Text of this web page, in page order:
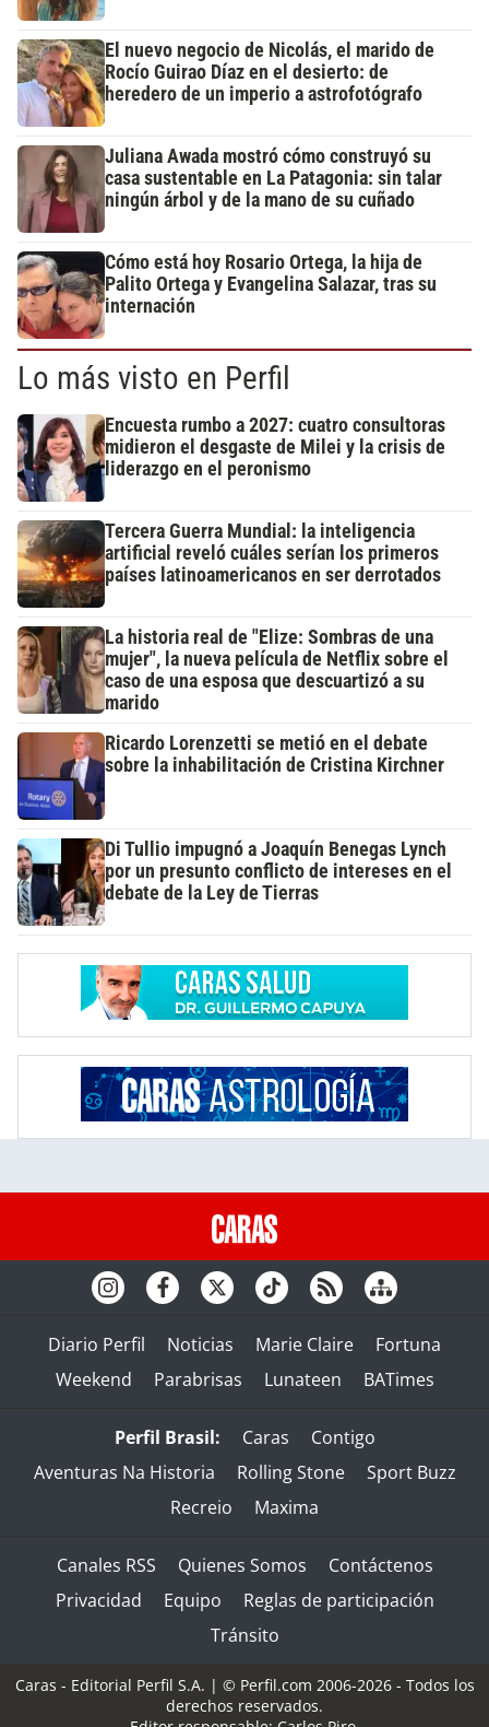
El nuevo negocio de Nicolás, el marido de
Rocío Guirao Díaz en el desierto: de
heredero de un imperio a astrofotógrafo
Juliana Awada mostró cómo construyó su
casa sustentable en La Patagonia: sin talar
ningún árbol y de la mano de su cuñado
Cómo está hoy Rosario Ortega, la hija de
Palito Ortega y Evangelina Salazar, tras su
internación
Lo más visto en Perfil
Encuesta rumbo a 2027: cuatro consultoras
midieron el desgaste de Milei y la crisis de
liderazgo en el peronismo
Tercera Guerra Mundial: la inteligencia
artificial reveló cuáles serían los primeros
países latinoamericanos en ser derrotados
La historia real de "Elize: Sombras de una
mujer", la nueva película de Netflix sobre el
caso de una esposa que descuartizó a su
marido
Ricardo Lorenzetti se metió en el debate
sobre la inhabilitación de Cristina Kirchner
Di Tullio impugnó a Joaquín Benegas Lynch
por un presunto conflicto de intereses en el
debate de la Ley de Tierras
Diario Perfil Noticias Marie Claire
Fortuna
Weekend
Parabrisas Lunateen BATimes
Perfil Brasil: Caras
Contigo
Aventuras Na Historia
Rolling Stone
Sport Buzz
Recreio
Maxima
Canales RSS Quienes Somos
Contáctenos
Privacidad
Equipo
Reglas de participación
Tránsito
Caras - Editorial Perfil S.A. | © Perfil.com 2006-2026 - Todos los
derechos reservados.